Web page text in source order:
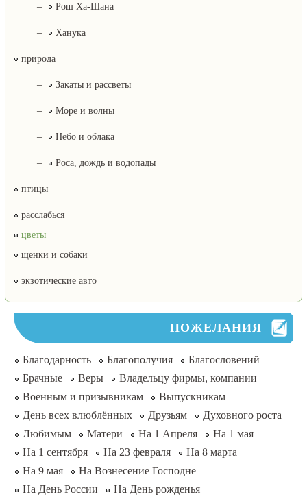
¦– Рош Ха-Шана
¦– Ханука
природа
¦– Закаты и рассветы
¦– Море и волны
¦– Небо и облака
¦– Роса, дождь и водопады
птицы
расслабься
цветы
щенки и собаки
экзотические авто
ПОЖЕЛАНИЯ
Благодарность Благополучия
Благословений
Брачные
Веры
Владельцу фирмы, компании
Военным и призывникам
Выпускникам
День всех влюблённых
Друзьям
Духовного роста
Любимым
Матери На 1 Апреля
На 1 мая
На 1 сентября
На 23 февраля
На 8 марта
На 9 мая
На Вознесение Господне
На День России
На День рожденья